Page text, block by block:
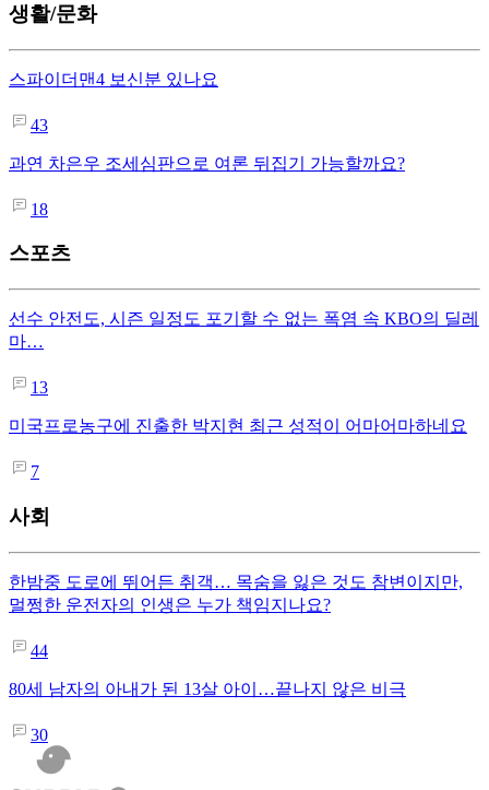
생활/문화
스파이더맨4 보신분 있나요
43
과연 차은우 조세심판으로 여론 뒤집기 가능할까요?
18
스포츠
선수 안전도, 시즌 일정도 포기할 수 없는 폭염 속 KBO의 딜레
마…
13
미국프로농구에 진출한 박지현 최근 성적이 어마어마하네요
7
사회
한밤중 도로에 뛰어든 취객… 목숨을 잃은 것도 참변이지만,
멀쩡한 운전자의 인생은 누가 책임지나요?
44
80세 남자의 아내가 된 13살 아이…끝나지 않은 비극
30